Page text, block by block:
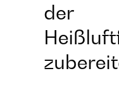
der